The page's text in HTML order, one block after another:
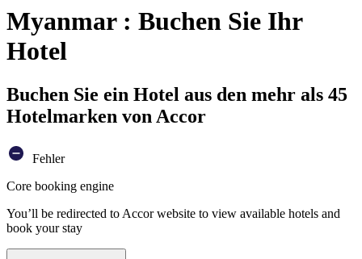
Myanmar : Buchen Sie Ihr
Hotel
Buchen Sie ein Hotel aus den mehr als 45
Hotelmarken von Accor
Fehler
Core booking engine
You’ll be redirected to Accor website to view available hotels and
book your stay